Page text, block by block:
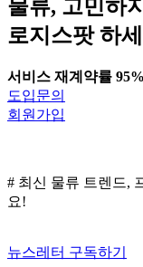
과
정
물류, 고민하
로지스팟 하
서비스 재계약률
도입문의
회원가입
# 최신 물류 트렌드,
요!
뉴스레터 구독하기